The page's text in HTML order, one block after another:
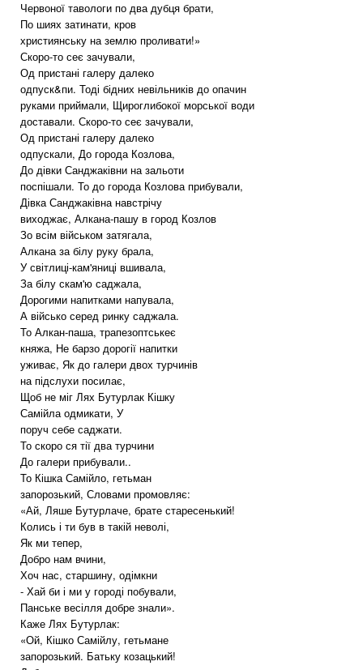
Червоної тавологи по два дубця брати,
По шиях затинати, кров
християнську на землю проливати!»
Скоро-то сеє зачували,
Од пристані галеру далеко
одпуск&пи. Тоді бідних невільників до опачин
руками приймали, Щироглибокої морської води
доставали. Скоро-то сеє зачували,
Од пристані галеру далеко
одпускали, До города Козлова,
До дівки Санджаківни на зальоти
поспішали. То до города Козлова прибували,
Дівка Санджаківна навстрічу
виходжає, Алкана-пашу в город Козлов
Зо всім військом затягала,
Алкана за білу руку брала,
У світлиці-кам'яниці вшивала,
За білу скам'ю саджала,
Дорогими напитками напувала,
А військо серед ринку саджала.
То Алкан-паша, трапезоптськеє
княжа, Не барзо дорогії напитки
уживає, Як до галери двох турчинів
на підслухи посилає,
Щоб не міг Лях Бутурлак Кішку
Самійла одмикати, У
поруч себе саджати.
То скоро ся тії два турчини
До галери прибували..
То Кішка Самійло, гетьман
запорозький, Словами промовляє:
«Ай, Ляше Бутурлаче, брате старесенький!
Колись і ти був в такій неволі,
Як ми тепер,
Добро нам вчини,
Хоч нас, старшину, одімкни
- Хай би і ми у городі побували,
Панське весілля добре знали».
Каже Лях Бутурлак:
«Ой, Кішко Самійлу, гетьмане
запорозький. Батьку козацький!